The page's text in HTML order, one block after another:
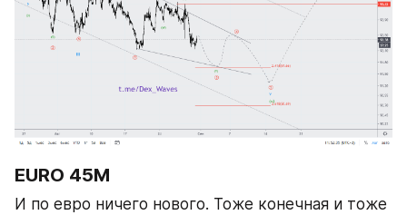
EURO 45М
И по евро ничего нового. Тоже конечная и тоже